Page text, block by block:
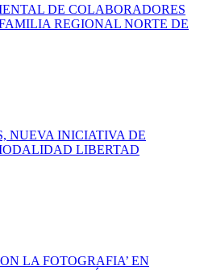
DE COLABORADORES
REGIONAL NORTE DE
NUEVA INICIATIVA DE
LIBERTAD
LA FOTOGRAFIA’ EN